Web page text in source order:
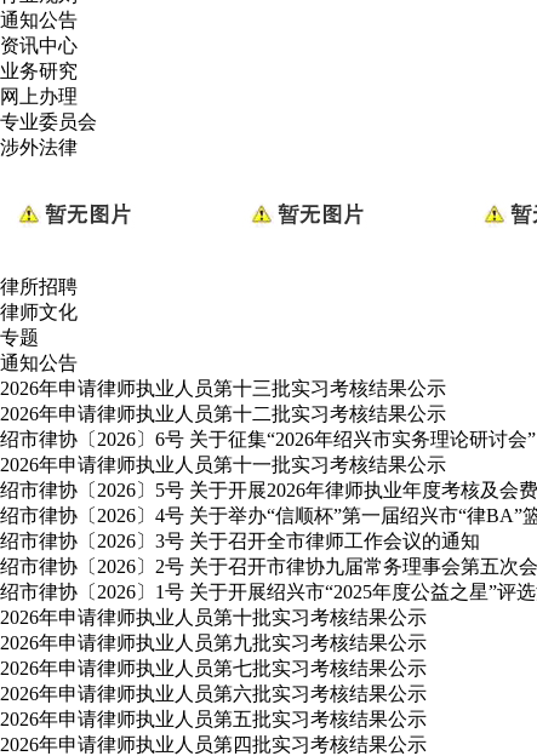
通知公告
资讯中心
业务研究
网上办理
专业委员会
涉外法律
律所招聘
律师文化
专题
通知公告
2026年申请律师执业人员第十三批实习考核结果公示
2026年申请律师执业人员第十二批实习考核结果公示
绍市律协〔2026〕6号 关于征集“2026年绍兴市实务理论研讨会
2026年申请律师执业人员第十一批实习考核结果公示
绍市律协〔2026〕5号 关于开展2026年律师执业年度考核及会
绍市律协〔2026〕4号 关于举办“信顺杯”第一届绍兴市“律BA”
绍市律协〔2026〕3号 关于召开全市律师工作会议的通知
绍市律协〔2026〕2号 关于召开市律协九届常务理事会第五次
绍市律协〔2026〕1号 关于开展绍兴市“2025年度公益之星”评
2026年申请律师执业人员第十批实习考核结果公示
2026年申请律师执业人员第九批实习考核结果公示
2026年申请律师执业人员第七批实习考核结果公示
2026年申请律师执业人员第六批实习考核结果公示
2026年申请律师执业人员第五批实习考核结果公示
2026年申请律师执业人员第四批实习考核结果公示